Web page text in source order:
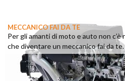
MECCANICO FAI DA TE
Per gli amanti di moto e auto non c’è
che diventare un meccanico fai da te.